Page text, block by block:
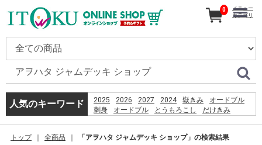
人気のキーワード 2025 2026 2027 2024 嶽きみ
オードブル
刺身
オードブル とうもろこし
だけきみ
PSO2 %E8%8F%85%E6%B2%BC%E8%A3%95
0
メニュー
カテゴリ
トップ 全商品 「アヲハタ ジャムデッキ ショップ」の検索結果